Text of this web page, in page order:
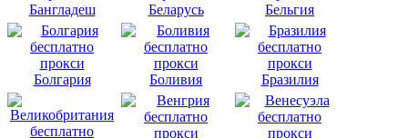
Бангладеш Беларусь Бельгия
Болгария Боливия Бразилия